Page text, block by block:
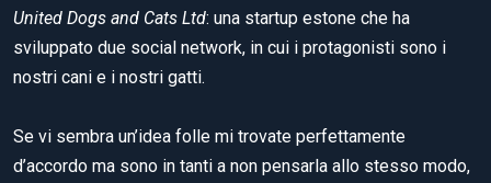
United Dogs and Cats Ltd: una startup estone che ha
sviluppato due social network, in cui i protagonisti sono i
nostri cani e i nostri gatti.
Se vi sembra un’idea folle mi trovate perfettamente
d’accordo ma sono in tanti a non pensarla allo stesso modo,